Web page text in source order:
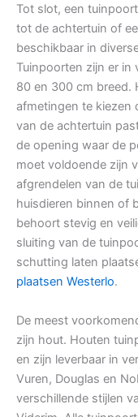
Tot slot, een
tot de achtertuin of
beschikbaar in
Tuinpoorten zijn er in
80 en 300 cm breed.
afmetingen te kiezen
van de achtertuin
de opening waar de
moet voldoende zijn
afgrendelen van de
huisdieren binnen of
behoort stevig en
sluiting van de
schutting laten
plaatsen Westerlo.
De meest
zijn hout. Houten
en zijn leverbaar in
Vuren, Douglas en
verschillende stijlen